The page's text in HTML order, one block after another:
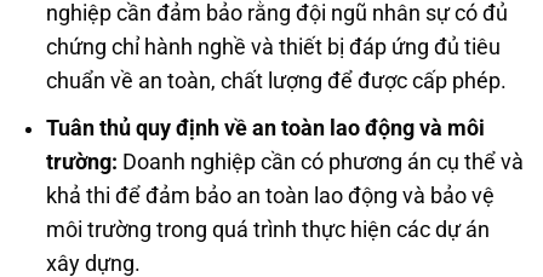
nghiệp cần đảm bảo rằng đội ngũ nhân sự có đủ
chứng chỉ hành nghề và thiết bị đáp ứng đủ tiêu
chuẩn về an toàn, chất lượng để được cấp phép.
Tuân thủ quy định về an toàn lao động và môi
trường: Doanh nghiệp cần có phương án cụ thể và
khả thi để đảm bảo an toàn lao động và bảo vệ
môi trường trong quá trình thực hiện các dự án
xây dựng.